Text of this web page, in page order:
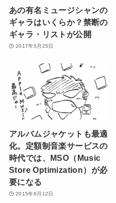
あの有名ミュージシャンの
ギャラはいくらか？禁断の
ギャラ・リストが公開
2017年5月25日
アルバムジャケットも最適
化。定額制音楽サービスの
時代では、MSO（Music
Store Optimization）が必
要になる
2015年8月12日